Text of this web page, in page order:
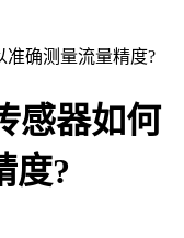
准确测量流量精度?
感器如何
度?